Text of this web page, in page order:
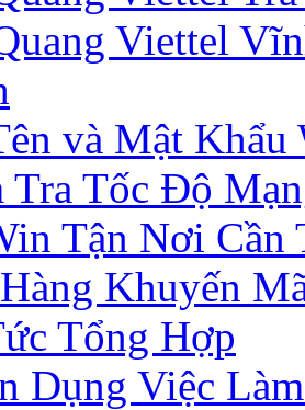
Viettel
và Mật Khẩu
Tra Tốc Độ
Tận Nơi Cần
Khuyến
Tổng Hợp
Dụng Việc